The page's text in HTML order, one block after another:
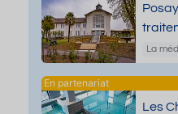
La
Les